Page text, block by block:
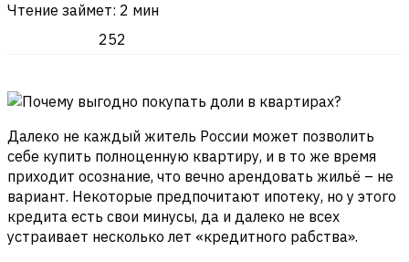
Чтение займет: 2 мин
252
Далеко не каждый житель России может позволить
себе купить полноценную квартиру, и в то же время
приходит осознание, что вечно арендовать жильё – не
вариант. Некоторые предпочитают ипотеку, но у этого
кредита есть свои минусы, да и далеко не всех
устраивает несколько лет «кредитного рабства».